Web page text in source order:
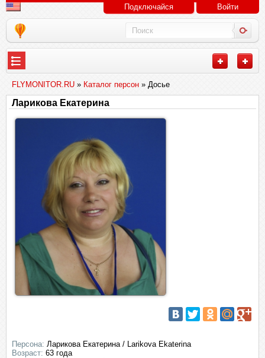
Подключайся Войти
FLYMONITOR.RU » Каталог персон » Досье
Ларикова Екатерина
Персона: Ларикова Екатерина / Larikova Ekaterina
Возраст: 63 года